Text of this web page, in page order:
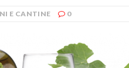
E CANTINE 0